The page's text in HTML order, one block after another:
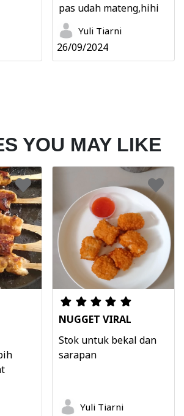
pas udah mateng,hihi
Yuli Tiarni
26/09/2024
YOU MAY LIKE
NUGGET VIRAL
Stok untuk bekal dan
sarapan
Yuli Tiarni